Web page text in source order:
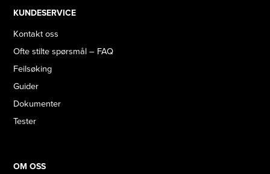
KUNDESERVICE
Kontakt oss
Ofte stilte spørsmål – FAQ
Feilsøking
Guider
Dokumenter
Tester
OM OSS